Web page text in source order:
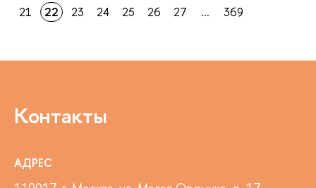
21
22 23 24 25 26 27 ... 369
Контакты
АДРЕС